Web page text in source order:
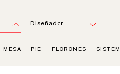
Diseñador
MESA PIE FLORONES SISTEMI